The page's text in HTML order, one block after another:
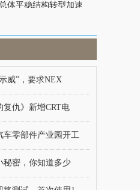
体平稳结构转型加速
威”，要求NEX
仇》新增CRT电
车零部件产业园开工
秘密，你知道多少